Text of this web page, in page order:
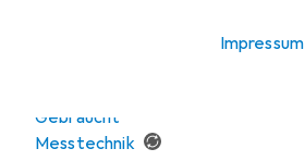
Impressum
Gebraucht
Messtechnik